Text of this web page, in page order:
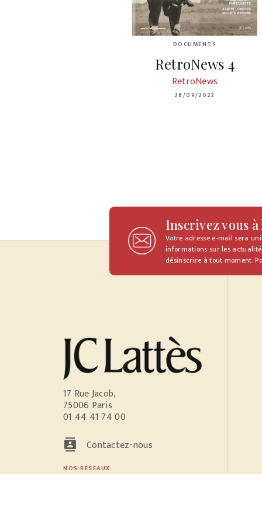
DOCUMENTS
RetroNews 4
RetroNews
28/09/2022
Inscrivez vous
Votre adresse e-mail sera
informations sur les
désinscrire à tout moment.
17 Rue Jacob,
75006 Paris
01 44 41 74 00
contacts Contactez-nous
NOS RÉSEAUX